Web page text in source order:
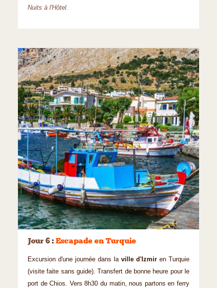
Nuits à l'Hôtel.
©
Jour 6 : Escapade en Turquie
Excursion d'une journée dans la ville d'Izmir en Turquie
(visite faite sans guide). Transfert de bonne heure pour le
port de Chios. Vers 8h30 du matin, nous partons en ferry